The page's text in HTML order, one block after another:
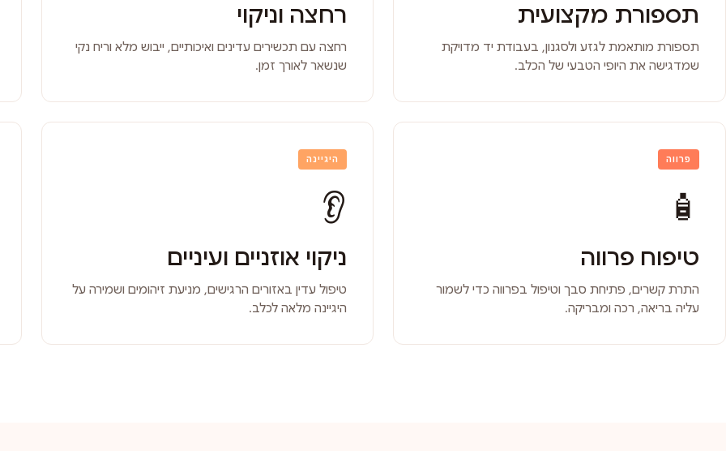
תספורת מקצועית
תספורת מותאמת לגזע ולסגנון, בעבודת יד מדויקת
שמדגישה את היופי הטבעי של הכלב.
רחצה וניקוי
רחצה עם תכשירים עדינים ואיכותיים, ייבוש מלא וריח נקי
שנשאר לאורך זמן.
פרווה
🧴
טיפוח פרווה
התרת קשרים, פתיחת סבך וטיפול בפרווה כדי לשמור
עליה בריאה, רכה ומבריקה.
היגיינה
👂
ניקוי אוזניים ועיניים
טיפול עדין באזורים הרגישים, מניעת זיהומים ושמירה על
היגיינה מלאה לכלב.